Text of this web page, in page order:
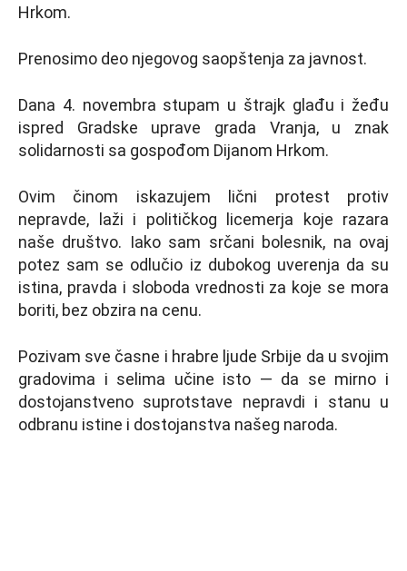
Hrkom.
Prenosimo deo njegovog saopštenja za javnost.
Dana 4. novembra stupam u štrajk glađu i žeđu
ispred Gradske uprave grada Vranja, u znak
solidarnosti sa gospođom Dijanom Hrkom.
Ovim činom iskazujem lični protest protiv
nepravde, laži i političkog licemerja koje razara
naše društvo. Iako sam srčani bolesnik, na ovaj
potez sam se odlučio iz dubokog uverenja da su
istina, pravda i sloboda vrednosti za koje se mora
boriti, bez obzira na cenu.
Pozivam sve časne i hrabre ljude Srbije da u svojim
gradovima i selima učine isto — da se mirno i
dostojanstveno suprotstave nepravdi i stanu u
odbranu istine i dostojanstva našeg naroda.